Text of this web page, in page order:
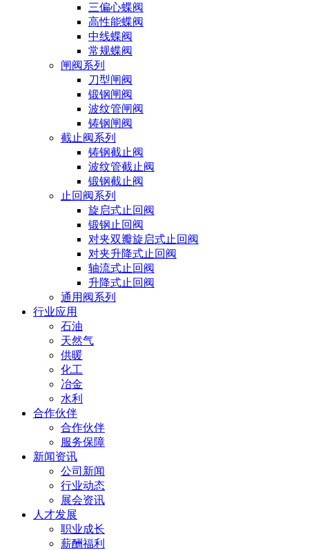
三偏心蝶阀
高性能蝶阀
中线蝶阀
常规蝶阀
闸阀系列
刀型闸阀
锻钢闸阀
波纹管闸阀
铸钢闸阀
截止阀系列
铸钢截止阀
波纹管截止阀
锻钢截止阀
止回阀系列
旋启式止回阀
锻钢止回阀
对夹双瓣旋启式止回阀
对夹升降式止回阀
轴流式止回阀
升降式止回阀
通用阀系列
行业应用
石油
天然气
供暖
化工
冶金
水利
合作伙伴
合作伙伴
服务保障
新闻资讯
公司新闻
行业动态
展会资讯
人才发展
职业成长
薪酬福利